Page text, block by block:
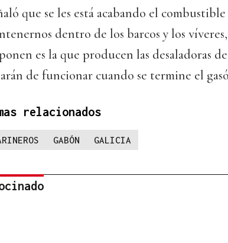
que se les está acabando el combustible
dentro de los barcos y los
es la que producen las desaladoras
de funcionar cuando se termine el
relacionados
GABÓN GALICIA